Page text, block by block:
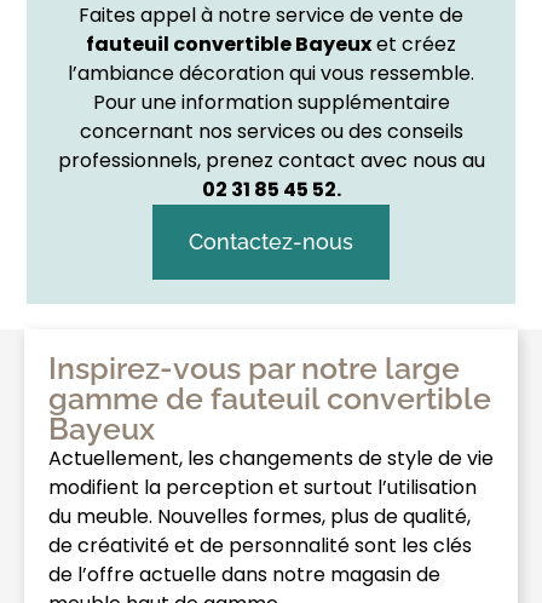
Faites appel à notre service de vente de
fauteuil convertible Bayeuxet créez
l’ambiance décoration qui vous ressemble.
Pour une information supplémentaire
concernant nos services ou des conseils
professionnels, prenez contact avec nous au
02 31 85 45 52.
Contactez-nous
Inspirez-vous par notre large
gamme de fauteuil convertible
Bayeux
Actuellement, les changements de style de vie
modifient la perception et surtout l’utilisation
du meuble. Nouvelles formes, plus de qualité,
de créativité et de personnalité sont les clés
de l’offre actuelle dans notre magasin de